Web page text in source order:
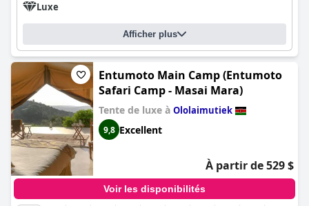
Luxe
Afficher plus
Entumoto Main Camp (Entumoto
Safari Camp - Masai Mara)
Tente de luxe à Ololaimutiek
9,8 Excellent
À partir de 529 $
Voir les disponibilités